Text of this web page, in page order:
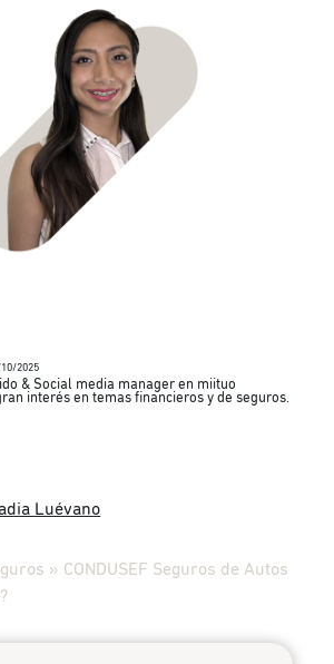
2025
& Social media manager en miituo
interés en temas financieros y de seguros.
Luévano
» CONDUSEF Seguros de Autos